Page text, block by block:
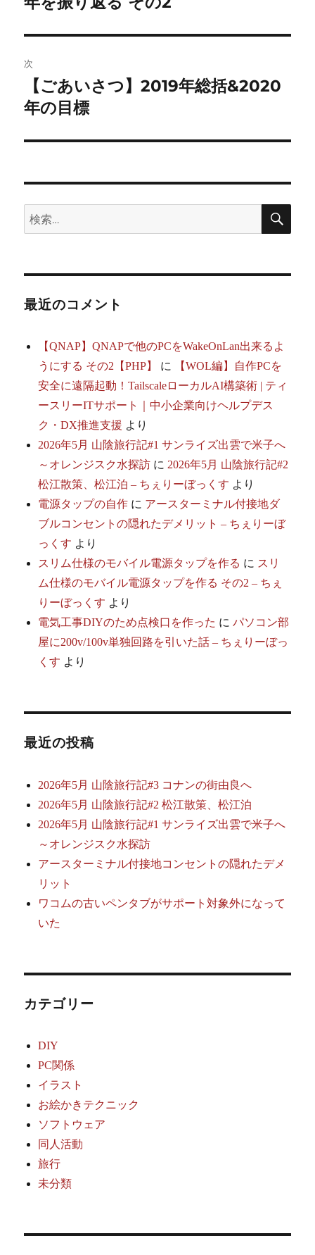
ビ
ゲ
ー
シ
ン
稿:
次
の
稿:
【ごあいさつ】2019年総括&2020
年の目標
検
索:
検
最近のコメント
【QNAP】QNAPで他のPCをWakeOnLan出来るよ
うにする その2【PHP】
に
【WOL編】自作PCを
安全に遠隔起動！TailscaleローカルAI構築術 | ティ
ースリーITサポート｜中小企業向けヘルプデス
ク・DX推進支援 より
2026年5月 山陰旅行記#1 サンライズ出雲で米子へ
～オレンジスク水探訪 に 2026年5月 山陰旅行記#2
松江散策、松江泊 – ちぇりーぼっくす より
電源タップの自作 に アースターミナル付接地ダ
ブルコンセントの隠れたデメリット – ちぇりーぼ
っくす より
スリム仕様のモバイル電源タップを作る に スリ
ム仕様のモバイル電源タップを作る その2 – ちぇ
りーぼっくす より
電気工事DIYのため点検口を作った にパソコン部
屋に200v/100v単独回路を引いた話 – ちぇりーぼっ
くす より
最近の投稿
2026年5月 山陰旅行記#3 コナンの街由良へ
2026年5月 山陰旅行記#2 松江散策、松江泊
2026年5月 山陰旅行記#1 サンライズ出雲で米子へ
～オレンジスク水探訪
アースターミナル付接地コンセントの隠れたデメ
リット
ワコムの古いペンタブがサポート対象外になって
いた
カテゴリー
DIY
PC関係
イラスト
お絵かきテクニック
ソフトウェア
同人活動
旅行
未分類